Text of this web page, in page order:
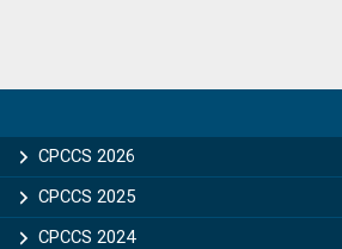
Sidebar
CPCCS 2026
CPCCS 2025
CPCCS 2024